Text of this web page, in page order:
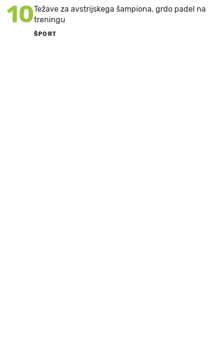
10Težave za avstrijskega šampiona, grdo padel na
treningu
ŠPORT